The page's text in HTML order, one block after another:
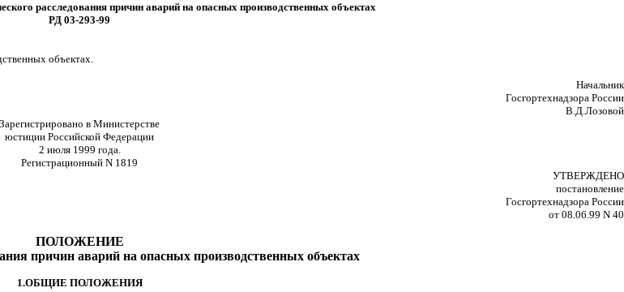
расследования причин аварий на опасных производственных объектах
РД 03-293-99
объектах.
Начальник
Госгортехнадзора России
В.Д.Лозовой
Зарегистрировано в Министерстве
юстиции Российской Федерации
2 июля 1999 года.
Регистрационный N 1819
УТВЕРЖДЕНО
постановление
Госгортехнадзора России
от 08.06.99 N 40
ПОЛОЖЕНИЕ
причин аварий на опасных производственных объектах
1.ОБЩИЕ ПОЛОЖЕНИЯ